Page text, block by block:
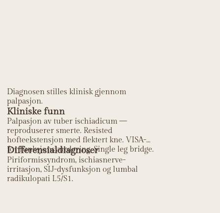
Diagnosen stilles klinisk gjennom
palpasjon.
Kliniske funn
Palpasjon av tuber ischiadicum —
reproduserer smerte. Resisted
hofteekstensjon med flektert kne. VISA-H
for funksjonsvurdering. Single leg bridge.
Differensialdiagnoser
Piriformissyndrom, ischiasnerve-
irritasjon, SIJ-dysfunksjon og lumbal
radikulopati L5/S1.